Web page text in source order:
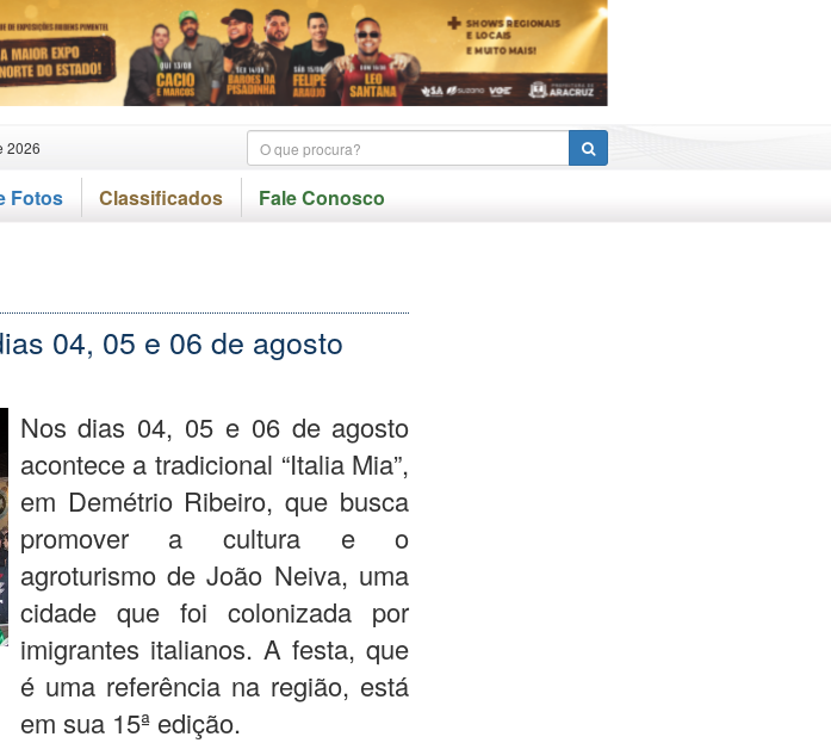
2026
Fotos Classificados Fale Conosco
04, 05 e 06 de agosto
Nos dias 04, 05 e 06 de agosto
acontece a tradicional “Italia Mia”,
em Demétrio Ribeiro, que busca
promover a cultura e o
agroturismo de João Neiva, uma
cidade que foi colonizada por
imigrantes italianos. A festa, que
é uma referência na região, está
em sua 15ª edição.